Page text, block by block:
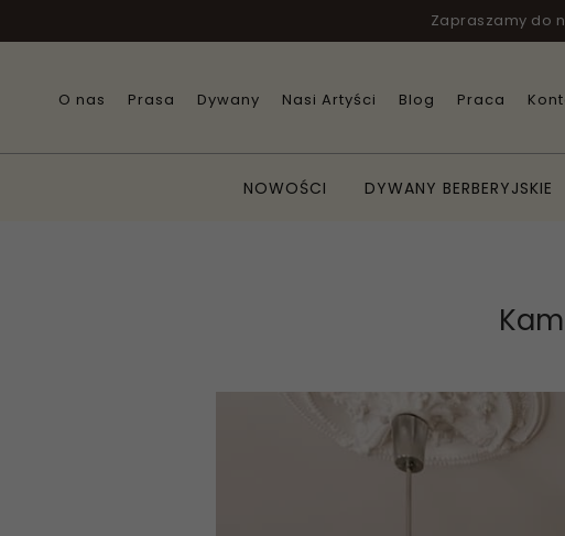
Zapraszamy do
O nas Prasa Dywany Nasi Artyści Blog Praca
NOWOŚCI DYWANY BERBERYJSKIE